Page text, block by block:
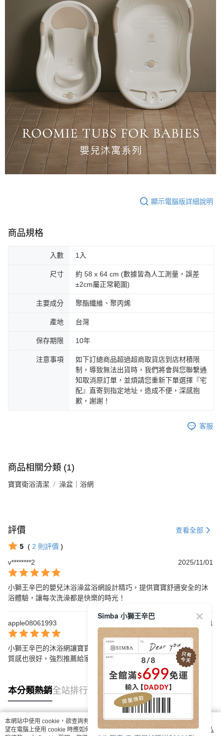
顯示電腦版詳細說明
商品規格
入數 1入
尺寸
約 58 x 64 cm (數據皆為人工測量，誤差
±2cm屬正常範圍)
主要成分 聚酯纖維、聚丙烯
產地 台灣
保存期限 10年
注意事項
如下訂總商品超過超商取貨店到店材積限
制，導致無法出貨時，我們將會與您聯繫通
知取消原訂單，並煩請您重新下單選擇『宅
配』直寄到指定地址，造成不便，深感抱
歉，謝謝！
客服
商品相關分類 (1)
寶寶衛浴清潔 澡盆｜浴網
評價 查看全部
5 ( 2 則評價 )
v********2
2025/11/01
小獅王辛巴的嬰兒沐浴澡盆浴網設計精巧，提供寶寶舒適安全的沐
浴體驗，讓每次洗澡都是快樂的時光！
apple08061993 2025/03/21
小獅王辛巴的沐浴網讓寶寶洗澡變得輕鬆又安全，設計非常方便，
質感也很好，強烈推薦給家長們！
本分類熱銷全站排行
熱門標籤
本網站中使用 cookie，欲查詢有關本網站使用 cookie 方式之詳情，及若您不希
望在電腦上使用 cookie 時應如何變更電腦的 cookie 設定，請參閱本網站「
隱私
Simba 小獅王辛巴